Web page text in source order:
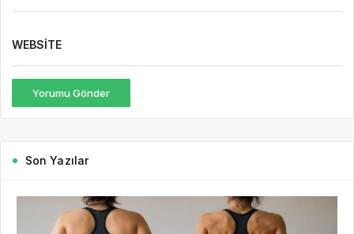
WEBSITE
Yorumu Gönder
Son Yazılar